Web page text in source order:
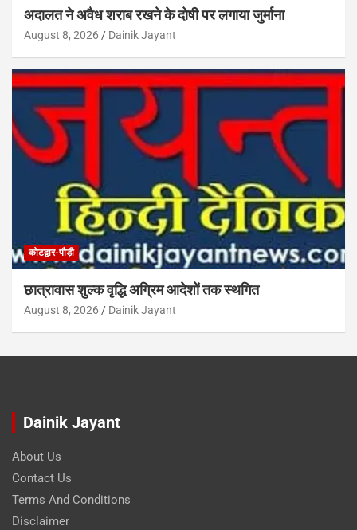
अदालत ने अवैध शराब रखने के दोषी पर लगाया जुर्माना
August 8, 2026 Dainik Jayant
कोटद्वार-पौड़ी
छात्रावास शुल्क वृद्धि अग्रिम आदेशों तक स्थगित
August 8, 2026 Dainik Jayant
Dainik Jayant
About Us
Contact Us
Terms And Conditions
Disclaimer